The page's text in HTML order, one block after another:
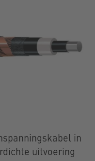
in
uitvoering